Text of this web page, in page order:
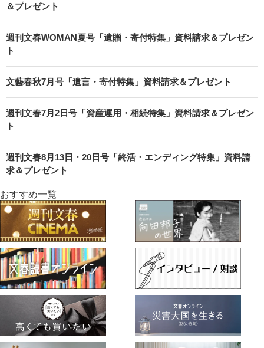
＆プレゼント
週刊文春WOMAN夏号「遺贈・寄付特集」資料請求＆プレゼン
ト
文藝春秋7月号「遺言・寄付特集」資料請求＆プレゼント
週刊文春7月2日号「資産運用・相続特集」資料請求＆プレゼン
ト
週刊文春8月13日・20日号「終活・エンディング特集」資料請
求＆プレゼント
おすすめ一覧